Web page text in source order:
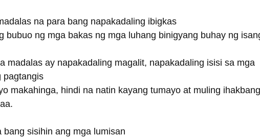
na para bang napakadaling ibigkas
bubuo ng mga bakas ng mga luhang binigyang buhay ng
madalas ay napakadaling magalit, napakadaling isisi sa mga
pagtangis
makahinga, hindi na natin kayang tumayo at muling ihakbang
bang sisihin ang mga lumisan